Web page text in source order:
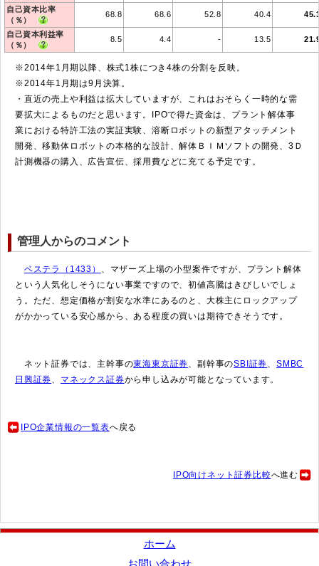
自己資本比率
（％）
68.8 68.6 52.8 40.4
自己資本利益率
（％）
8.5 4.4 - 13.5
※2014年1月期以降、株式1株につき4株の分割を反映。
※2014年1月期は9月決算。
・直近の売上や利益は拡大していますが、これはおそらく一時的な需
要拡大によるものだと思います。IPOで得た資金は、プラント解体事
業における特許工法の実証実験、溶断ロボットの新型アタッチメント
開発、移動体ロボットの本格的な設計、解体ＢＩＭソフトの開発、3Ｄ
計測機器の購入、広告宣伝、採用費などに充てる予定です。
管理人からのコメント
ベステラ（1433） 、マザーズ上場の小型案件ですが、プラント解体
という人気化しそうにない事業ですので、初値高騰はきびしいでしょ
う。ただ、想定価格が割安な水準にあるのと、大株主にロックアップ
がかかっている安心感から、ある程度の買いは期待できそうです。
ネット証券では、主幹事の東海東京証券、副幹事のSBI証券、SMBC
日興証券、 マネックス証券から申し込みが可能となっています。
IPO企業情報の一覧表へ戻る
IPO向けネット証券比較へ進む
ホーム
お問い合わせ